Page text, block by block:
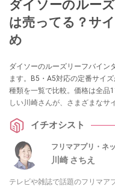
ダイソーのルー
は売ってる？サ
め
ダイソーのルーズリーフバイン
ます。B5・A5対応の定番サイ
種類を一覧で比較。価格は全品
しい川崎さんが、さまざまなサ
イチオシスト
フリマアプリ・ネ
川崎 さちえ
テレビや雑誌で話題のフリマア